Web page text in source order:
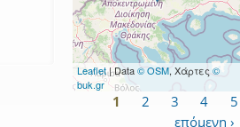
Leaflet| Data© OSM, Χάρτες ©
buk.gr
1 2 3 4 5
επόμενη ›